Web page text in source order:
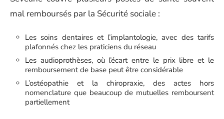
mal remboursés par la Sécurité sociale :
Les soins dentaires et l’implantologie, avec des tarifs
plafonnés chez les praticiens du réseau
Les audioprothèses, où l’écart entre le prix libre et le
remboursement de base peut être considérable
L’ostéopathie et la chiropraxie, des actes hors
nomenclature que beaucoup de mutuelles remboursent
partiellement